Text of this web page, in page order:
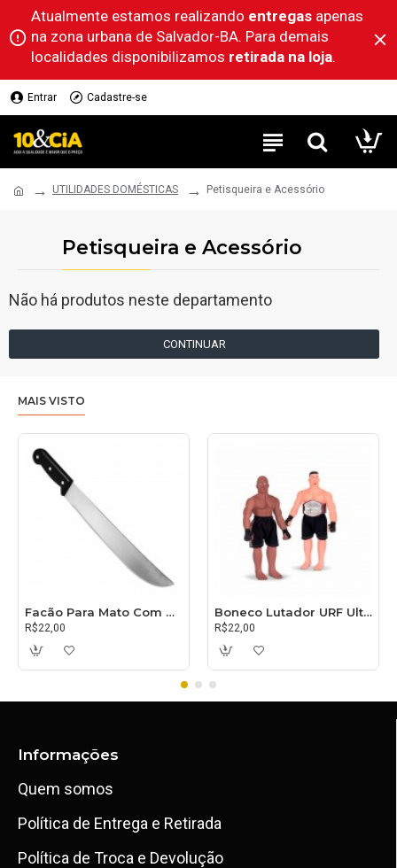
Atualmente estamos realizando entregas apenas
na zona urbana de Salvador-BA. Para demais
localidades disponibilizamos retirada na loja.
Entrar Cadastre-se
UTILIDADES DOMÉSTICAS Petisqueira e Acessório
Petisqueira e Acessório
Não há produtos neste departamento
CONTINUAR
MAIS VISTO
Facão Para Mato Com Cabo 30cm
R$22,00
Boneco Lutador URF Ultimate
R$22,00
Informações
Quem somos
Política de Entrega e Retirada
Política de Troca e Devolução